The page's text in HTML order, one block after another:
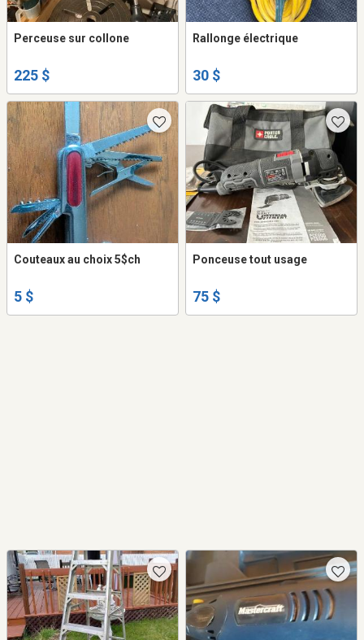
Perceuse sur collone
225 $
Rallonge électrique
30 $
Couteaux au choix 5$ch
5 $
Ponceuse tout usage
75 $